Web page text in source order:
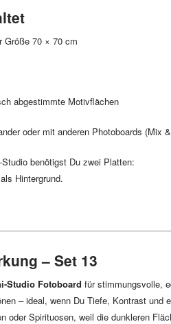
Größe 70 × 70 cm
abgestimmte Motivflächen
oder mit anderen Photoboards (Mix
benötigst Du zwei Platten:
Hintergrund.
– Set 13
Studio Fotoboard für stimmungsvolle,
– ideal, wenn Du Tiefe, Kontrast
oder Spirituosen, weil die dunkleren